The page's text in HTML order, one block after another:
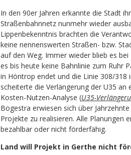
In den 90er Jahren erkannte die Stadt
Straßenbahnnetz nunmehr wieder
Lippenbekenntnis brachten die
keine nennenswerten Straßen- bzw.
auf den Weg. Immer wieder blieb es
es bis heute keine Bahnlinie zum Ruhr
in Höntrop endet und die Linie 308/318
scheiterte die Verlängerung der U35
Kosten-Nutzen-Analyse (U35-
Bogestra erwiesen sich über
Projekte zu realisieren. Alle Planungen
bezahlbar oder nicht förderfähig.
Land will Projekt in Gerthe nicht